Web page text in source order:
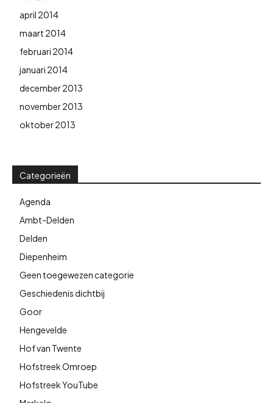
april 2014
maart 2014
februari 2014
januari 2014
december 2013
november 2013
oktober 2013
Categorieën
Agenda
Ambt-Delden
Delden
Diepenheim
Geen toegewezen categorie
Geschiedenis dichtbij
Goor
Hengevelde
Hof van Twente
Hofstreek Omroep
Hofstreek YouTube